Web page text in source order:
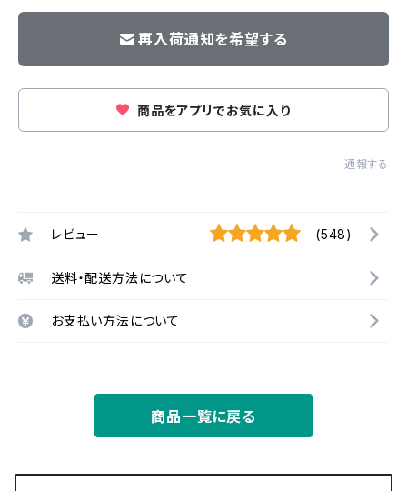
再入荷通知を希望する
商品をアプリでお気に入り
通報する
レビュー (548)
送料・配送方法について
お支払い方法について
商品一覧に戻る